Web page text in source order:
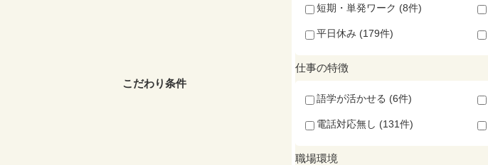
こだわり条件
短期・単発ワーク (8件)
平日休み (179件)
仕事の特徴
語学が活かせる (6件)
電話対応無し (131件)
職場環境